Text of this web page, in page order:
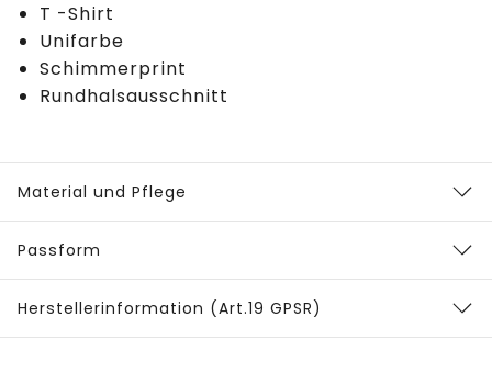
T -Shirt
Unifarbe
Schimmerprint
Rundhalsausschnitt
Material und Pflege
Passform
Herstellerinformation (Art.19 GPSR)